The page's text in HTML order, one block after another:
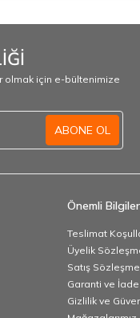
olmak için e-bültenimize
ABONE OL
Önemli Bilgiler
Teslimat
Üyelik
Satış
Garanti ve İade
Gizlilik ve